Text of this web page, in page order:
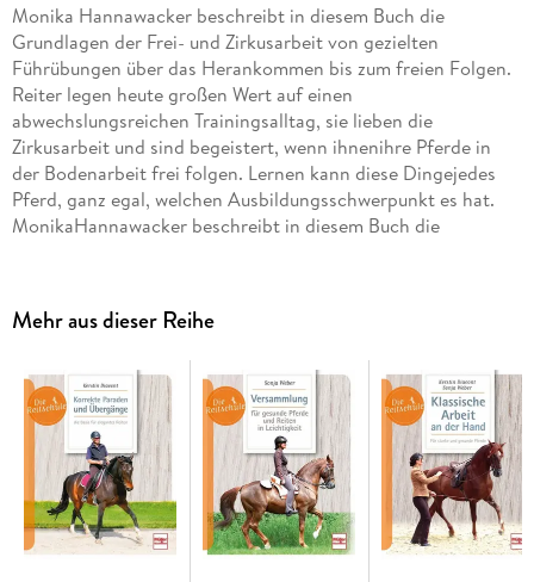
Monika Hannawacker beschreibt in diesem Buch die
Grundlagen der Frei- und Zirkusarbeit von gezielten
Führübungen über das Herankommen bis zum freien Folgen.
Reiter legen heute großen Wert auf einen
abwechslungsreichen Trainingsalltag, sie lieben die
Zirkusarbeit und sind begeistert, wenn ihnenihre Pferde in
der Bodenarbeit frei folgen. Lernen kann diese Dingejedes
Pferd, ganz egal, welchen Ausbildungsschwerpunkt es hat.
MonikaHannawacker beschreibt in diesem Buch die
dazu gehören Gähnen, Lachen, Zunge zeigen, Apportieren,
Teppich ausrollen oder Beine kreuzen.
Mehr aus dieser Reihe